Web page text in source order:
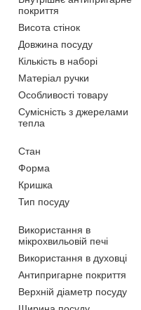
покриття
Висота стінок
Довжина посуду
Кількість в наборі
Матеріал ручки
Особливості товару
Сумісність з джерелами
тепла
Стан
Форма
Кришка
Тип посуду
Використання в
мікрохвильовій печі
Використання в духовці
Антипригарне покриття
Верхній діаметр посуду